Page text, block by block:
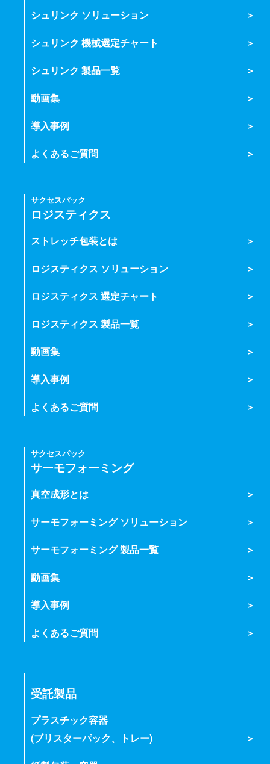
シュリンク ソリューション
シュリンク 機械選定チャート
シュリンク 製品一覧
動画集
導入事例
よくあるご質問
サクセスパック
ロジスティクス
ストレッチ包装とは
ロジスティクス ソリューション
ロジスティクス 選定チャート
ロジスティクス 製品一覧
動画集
導入事例
よくあるご質問
サクセスパック
サーモフォーミング
真空成形とは
サーモフォーミング ソリューション
サーモフォーミング 製品一覧
動画集
導入事例
よくあるご質問
受託製品
プラスチック容器
(ブリスターパック、トレー)